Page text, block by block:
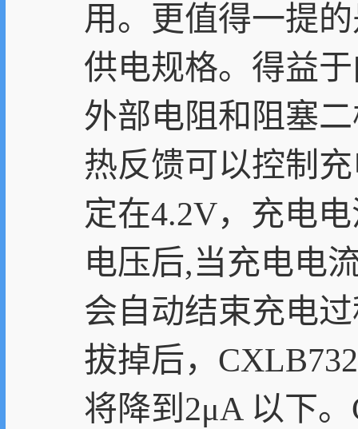
用。更值得一提
供电规格。得益
外部电阻和阻塞
热反馈可以控制
定在4.2V，充电
电压后,当充电电
会自动结束充电
拔掉后，
将降到2μA 以下